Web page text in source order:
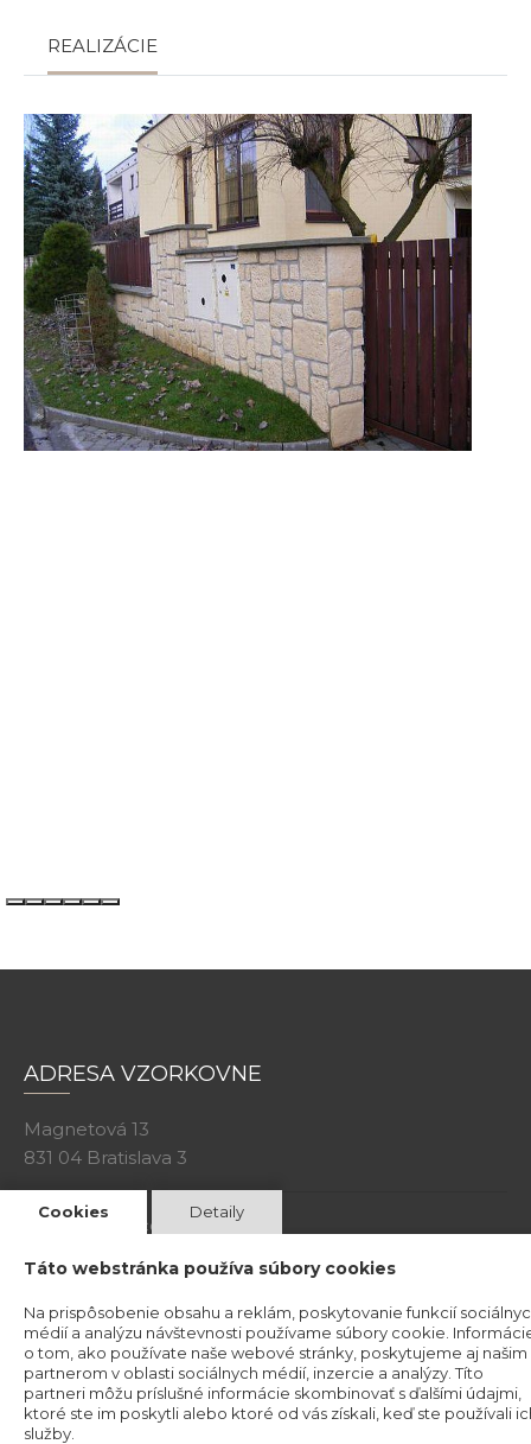
REALIZÁCIE
ADRESA VZORKOVNE
Magnetová 13
831 04 Bratislava 3
Kristína Mravcová- KriMRock
023 57 Podvysoká
IČO: 53829191
Okresný úrad Čadca
Číslo živnostenského registra: 520-32177
Obchodné podmineky
Cookies Detaily
Táto webstránka používa súbory cookies
Na prispôsobenie obsahu a reklám, poskytovanie funkcií
médií a analýzu návštevnosti používame súbory cookie.
o tom, ako používate naše webové stránky, poskytujeme aj našim
partnerom v oblasti sociálnych médií, inzercie a analýzy. Títo
partneri môžu príslušné informácie skombinovať s ďalšími údajmi,
ktoré ste im poskytli alebo ktoré od vás získali, keď ste používali
služby.